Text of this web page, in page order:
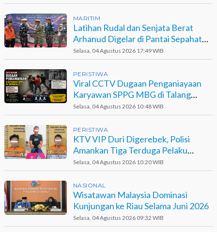
MARITIM
Latihan Rudal dan Senjata Berat
Arhanud Digelar di Pantai Sepahat
Bengkalis
Selasa, 04 Agustus 2026 17:49 WIB
PERISTIWA
Viral CCTV Dugaan Penganiayaan
Karyawan SPPG MBG di Talang
Muandau
Selasa, 04 Agustus 2026 10:48 WIB
PERISTIWA
KTV VIP Duri Digerebek, Polisi
Amankan Tiga Terduga Pelaku
Narkotika
Selasa, 04 Agustus 2026 10:20 WIB
NASIONAL
Wisatawan Malaysia Dominasi
Kunjungan ke Riau Selama Juni 2026
Selasa, 04 Agustus 2026 09:32 WIB